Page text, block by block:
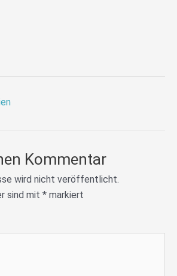
Kommentar
wird nicht veröffentlicht.
sind mit * markiert